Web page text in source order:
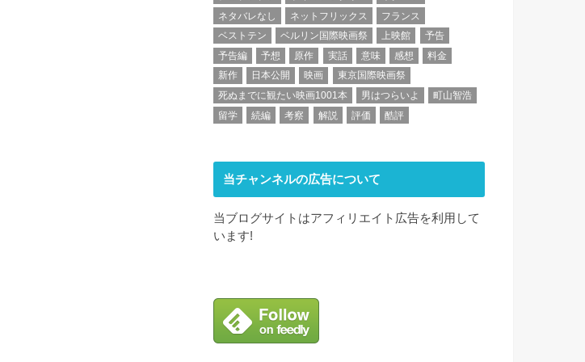
ネタバレなし
ネットフリックス
フランス
ベストテン
ベルリン国際映画祭 上映館
予告
予告編
予想 原作 実話 意味 感想
料金
新作
日本公開 映画
東京国際映画祭
死ぬまでに観たい映画1001本
男はつらいよ
町山智浩
留学
続編 考察 解説 評価 酷評
当チャンネルの広告について
当ブログサイトはアフィリエイト広告を利用して
います!